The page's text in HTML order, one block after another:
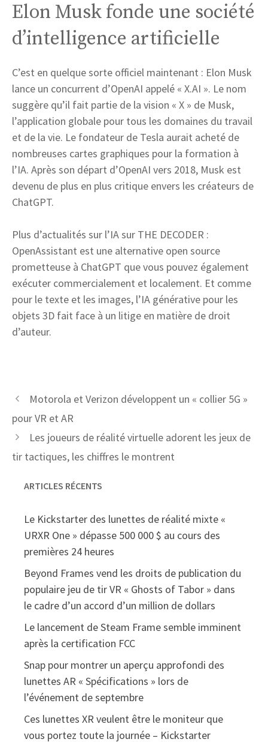
Elon Musk fonde une société
d’intelligence artificielle
C’est en quelque sorte officiel maintenant : Elon Musk
lance un concurrent d’OpenAI appelé « X.AI ». Le nom
suggère qu’il fait partie de la vision « X » de Musk,
l’application globale pour tous les domaines du travail
et de la vie. Le fondateur de Tesla aurait acheté de
nombreuses cartes graphiques pour la formation à
l’IA. Après son départ d’OpenAI vers 2018, Musk est
devenu de plus en plus critique envers les créateurs de
ChatGPT.
Plus d’actualités sur l’IA sur THE DECODER :
OpenAssistant est une alternative open source
prometteuse à ChatGPT que vous pouvez également
exécuter commercialement et localement. Et comme
pour le texte et les images, l’IA générative pour les
objets 3D fait face à un litige en matière de droit
d’auteur.
Motorola et Verizon développent un « collier 5G »
pour VR et AR
Les joueurs de réalité virtuelle adorent les jeux de
tir tactiques, les chiffres le montrent
ARTICLES RÉCENTS
Le Kickstarter des lunettes de réalité mixte «
URXR One » dépasse 500 000 $ au cours des
premières 24 heures
Beyond Frames vend les droits de publication du
populaire jeu de tir VR « Ghosts of Tabor » dans
le cadre d’un accord d’un million de dollars
Le lancement de Steam Frame semble imminent
après la certification FCC
Snap pour montrer un aperçu approfondi des
lunettes AR « Spécifications » lors de
l’événement de septembre
Ces lunettes XR veulent être le moniteur que
vous portez toute la journée – Kickstarter